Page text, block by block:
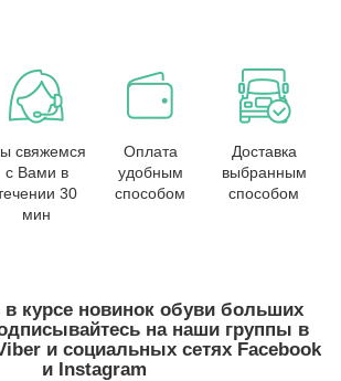
свяжемся
с Вами в
30
мин
Оплата
удобным
способом
Доставка
выбранным
способом
курсе новинок обуви больших
на наши группы в
и социальных сетях Facebook
и Instagram